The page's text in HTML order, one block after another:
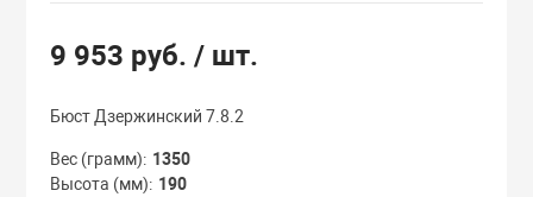
9 953 руб./ шт.
Бюст Дзержинский 7.8.2
Вес (грамм)
1350
Высота (мм)
190